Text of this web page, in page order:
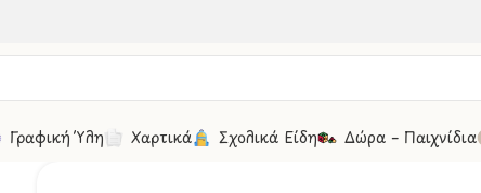
Γραφική Ύλη Χαρτικά Σχολικά Είδη Δώρα – Παιχνίδια